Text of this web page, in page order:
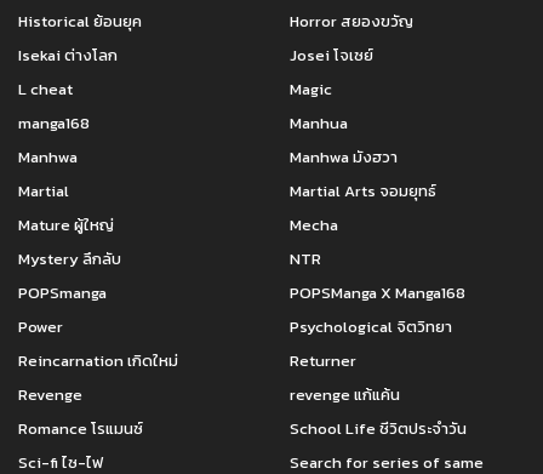
Historical ย้อนยุค
Horror สยองขวัญ
Isekai ต่างโลก
Josei โจเซย์
L cheat
Magic
manga168
Manhua
Manhwa
Manhwa มังฮวา
Martial
Martial Arts จอมยุทธ์
Mature ผู้ใหญ่
Mecha
Mystery ลึกลับ
NTR
POPSmanga
POPSManga X Manga168
Power
Psychological จิตวิทยา
Reincarnation เกิดใหม่
Returner
Revenge
revenge แก้แค้น
Romance โรแมนซ์
School Life ชีวิตประจำวัน
Sci-fi ไซ-ไฟ
Search for series of same